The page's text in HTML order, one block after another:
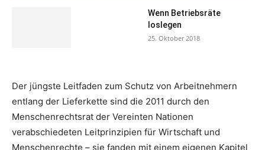
Wenn Betriebsräte
loslegen
25. Oktober 2018
Der jüngste Leitfaden zum Schutz von Arbeitnehmern
entlang der Lieferkette sind die 2011 durch den
Menschenrechtsrat der Vereinten Nationen
verabschiedeten Leitprinzipien für Wirtschaft und
Menschenrechte – sie fanden mit einem eigenen Kapitel